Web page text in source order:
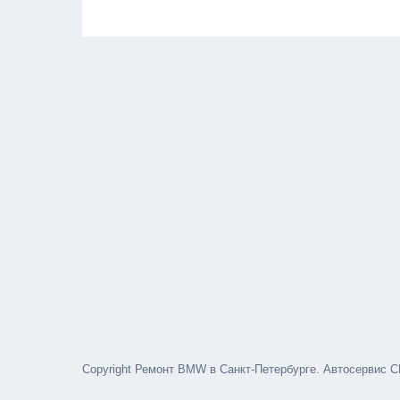
Copyright Ремонт BMW в Санкт-Петербурге. Автосервис